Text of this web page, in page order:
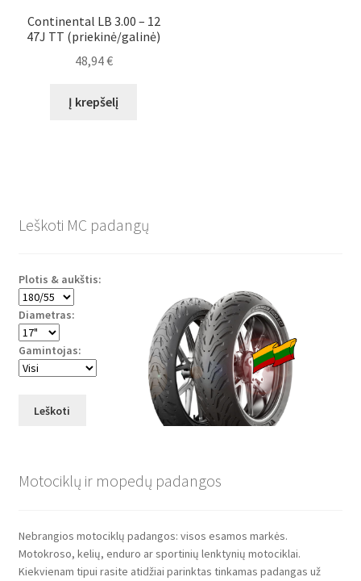
Continental LB 3.00 – 12
47J TT (priekinė/galinė)
48,94€
Į krepšelį
Leškoti MC padangų
Plotis & aukštis:
Diametras:
Gamintojas:
Leškoti
Motociklų ir mopedų padangos
Nebrangios motociklų padangos: visos esamos markės.
Motokroso, kelių, enduro ar sportinių lenktynių motociklai.
Kiekvienam tipui rasite atidžiai parinktas tinkamas padangas už